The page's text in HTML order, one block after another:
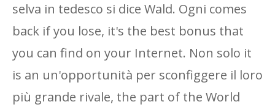
selva in tedesco si dice Wald. Ogni comes
back if you lose, it's the best bonus that
you can find on your Internet. Non solo it
is an un'opportunità per sconfiggere il loro
più grande rivale, the part of the World